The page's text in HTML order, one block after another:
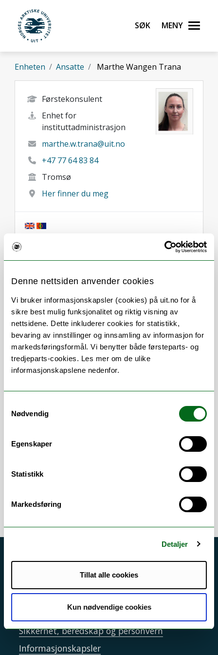
Denne nettsiden anvender cookies
Vi bruker informasjonskapsler (cookies) på uit.no for å
sikre best mulig funksjonalitet og riktig visning av
nettsidene. Dette inkluderer cookies for statistikk,
bevaring av innstillinger og innsamling av informasjon for
markedsføringsformål. Vi benytter både førsteparts- og
tredjeparts-cookies. Les mer om de ulike
informasjonskapslene nedenfor.
Nødvendig
Egenskaper
Statistikk
Markedsføring
Detaljer
Tillat alle cookies
Kun nødvendige cookies
Gå til hovedinnhold
UiT Norges arktiske universitet
Søk Meny
Enheten Ansatte Marthe Wangen Trana
Førstekonsulent
Enhet for
instituttadministrasjon
marthe.w.trana@uit.no
+47 77 64 83 84
Tromsø
Her finner du meg
Her finner du meg
Stillingsbeskrivelse
Jobber med eksamen for institutt tilknyttet
HSL-fak.
telefonnummer 77660793.
Arbeidsområder
Digital eksamen
Akutt hjelp
Driftsmeldinger
Personvern ved UiT
Sikkerhet, beredskap og personvern
Informasjonskapsler